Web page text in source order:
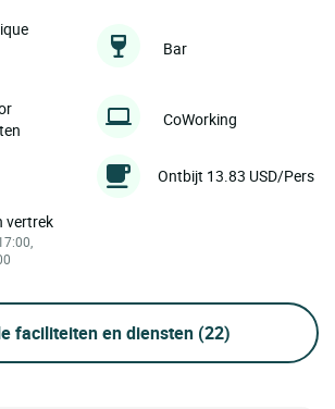
Bar
CoWorking
Ontbijt 13.83 USD/Pers
vertrek
faciliteiten en diensten (22)